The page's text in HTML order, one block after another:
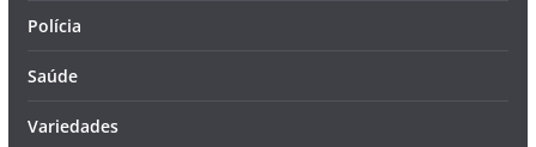
Polícia
Saúde
Variedades